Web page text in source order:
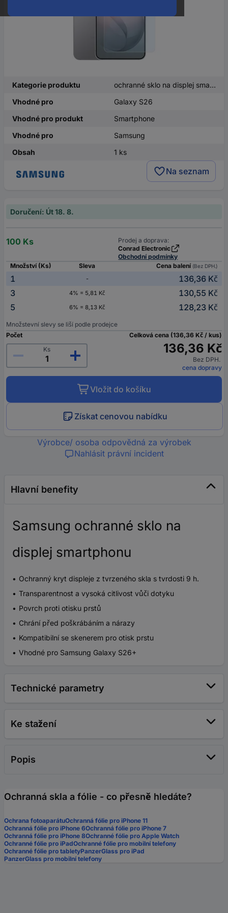
Kategorie produktu
ochranné sklo na displej smartphonu
Vhodné pro
Galaxy S26
Vhodné pro produkt
Smartphone
Vhodné pro
Samsung
Obsah
1 ks
Na seznam
Doručení: Út 18. 8.
100 Ks
Prodej a doprava:
Conrad Electronic
Obchodní podmínky
Množství (Ks)
Sleva Cena balení (Bez DPH.)
1 -
136,36 Kč
3
4% = 5,81 Kč
130,55 Kč
5
6% = 8,13 Kč 128,23 Kč
Množstevní slevy se liší podle prodejce
Počet
Ks
Celková cena (136,36 Kč / kus)
136,36 Kč
Bez DPH.
cena dopravy
Vložit do košíku
Získat cenovou nabídku
Výrobce/ osoba odpovědná za výrobek
Nahlásit právní incident
Hlavní benefity
Samsung ochranné sklo na
displej smartphonu
Ochranný kryt displeje z tvrzeného skla s tvrdosti 9 h.
Transparentnost a vysoká citlivost vůči dotyku
Povrch proti otisku prstů
Chrání před poškrábáním a nárazy
Kompatibilní se skenerem pro otisk prstu
Vhodné pro Samsung Galaxy S26+
Technické parametry
Ke stažení
Popis
Ochranná skla a fólie - co přesně hledáte?
Ochrana fotoaparátuOchranná fólie pro iPhone 11
Ochranná fólie pro iPhone 6Ochranná fólie pro iPhone 7
Ochranná fólie pro iPhone 8Ochranné fólie pro Apple Watch
Ochranné fólie pro iPadOchranné fólie pro mobilní telefony
Ochranné fólie pro tabletyPanzerGlass pro iPad
PanzerGlass pro mobilní telefony